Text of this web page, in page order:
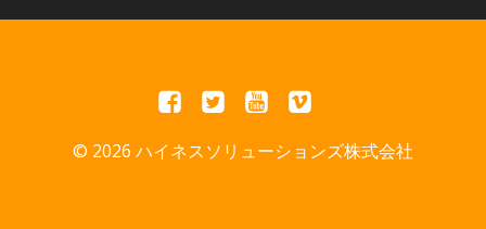
© 2026 ハイネスソリューションズ株式会社